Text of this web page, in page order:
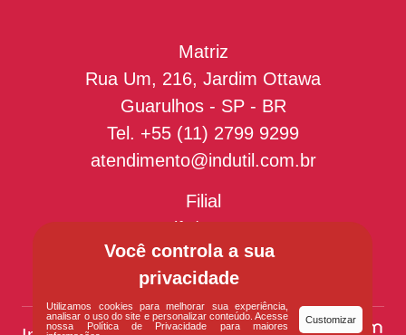
Matriz
Rua Um, 216, Jardim Ottawa
Guarulhos - SP - BR
Tel. +55 (11) 2799 9299
atendimento@indutil.com.br
Filial
Recife/PE - BR
Você controla a sua
privacidade
Utilizamos cookies para melhorar sua experiência,
analisar o uso do site e personalizar conteúdo. Acesse
nossa Política de Privacidade para maiores
Customizar